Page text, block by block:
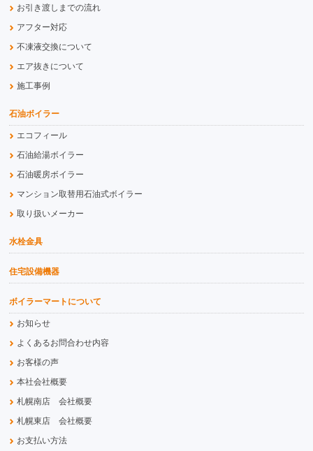
お引き渡しまでの流れ
アフター対応
不凍液交換について
エア抜きについて
施工事例
石油ボイラー
エコフィール
石油給湯ボイラー
石油暖房ボイラー
マンション取替用石油式ボイラー
取り扱いメーカー
水栓金具
住宅設備機器
ボイラーマートについて
お知らせ
よくあるお問合わせ内容
お客様の声
本社会社概要
札幌南店 会社概要
札幌東店 会社概要
お支払い方法